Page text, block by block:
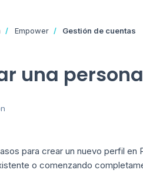
Empower Gestión de cuentas
una
para crear un nuevo perfil
o comenzando